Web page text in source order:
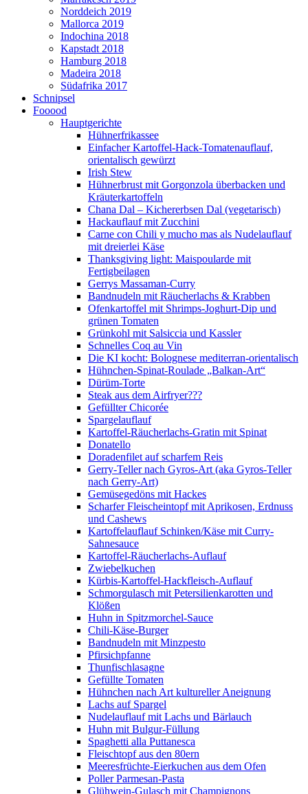
Norddeich 2019
Mallorca 2019
Indochina 2018
Kapstadt 2018
Hamburg 2018
Madeira 2018
Südafrika 2017
Schnipsel
Fooood
Hauptgerichte
Hühnerfrikassee
Einfacher Kartoffel-Hack-Tomatenauflauf,
orientalisch gewürzt
Irish Stew
Hühnerbrust mit Gorgonzola überbacken und
Kräuterkartoffeln
Chana Dal – Kichererbsen Dal (vegetarisch)
Hackauflauf mit Zucchini
Carne con Chili y mucho mas als Nudelauflauf
mit dreierlei Käse
Thanksgiving light: Maispoularde mit
Fertigbeilagen
Gerrys Massaman-Curry
Bandnudeln mit Räucherlachs & Krabben
Ofenkartoffel mit Shrimps-Joghurt-Dip und
grünen Tomaten
Grünkohl mit Salsiccia und Kassler
Schnelles Coq au Vin
Die KI kocht: Bolognese mediterran-orientalisch
Hühnchen-Spinat-Roulade „Balkan-Art“
Dürüm-Torte
Steak aus dem Airfryer???
Gefüllter Chicorée
Spargelauflauf
Kartoffel-Räucherlachs-Gratin mit Spinat
Donatello
Doradenfilet auf scharfem Reis
Gerry-Teller nach Gyros-Art (aka Gyros-Teller
nach Gerry-Art)
Gemüsegedöns mit Hackes
Scharfer Fleischeintopf mit Aprikosen, Erdnuss
und Cashews
Kartoffelauflauf Schinken/Käse mit Curry-
Sahnesauce
Kartoffel-Räucherlachs-Auflauf
Zwiebelkuchen
Kürbis-Kartoffel-Hackfleisch-Auflauf
Schmorgulasch mit Petersilienkarotten und
Klößen
Huhn in Spitzmorchel-Sauce
Chili-Käse-Burger
Bandnudeln mit Minzpesto
Pfirsichpfanne
Thunfischlasagne
Gefüllte Tomaten
Hühnchen nach Art kultureller Aneignung
Lachs auf Spargel
Nudelauflauf mit Lachs und Bärlauch
Huhn mit Bulgur-Füllung
Spaghetti alla Puttanesca
Fleischtopf aus den 80ern
Meeresfrüchte-Eierkuchen aus dem Ofen
Poller Parmesan-Pasta
Glühwein-Gulasch mit Champignons